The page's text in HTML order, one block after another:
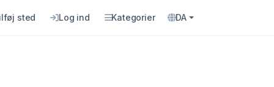
sted Log ind Kategorier DA